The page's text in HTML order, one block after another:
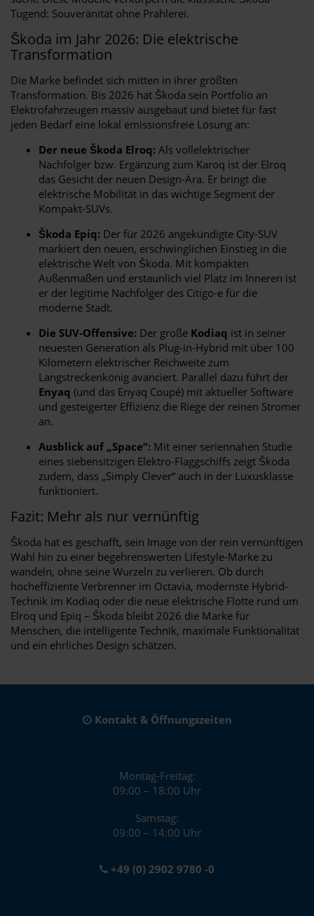
Tugend: Souveränität ohne Prahlerei.
Škoda im Jahr 2026: Die elektrische
Transformation
Die Marke befindet sich mitten in ihrer größten
Transformation. Bis 2026 hat Škoda sein Portfolio an
Elektrofahrzeugen massiv ausgebaut und bietet für fast
jeden Bedarf eine lokal emissionsfreie Lösung an:
Der neue Škoda Elroq: Als vollelektrischer
Nachfolger bzw. Ergänzung zum Karoq ist der Elroq
das Gesicht der neuen Design-Ära. Er bringt die
elektrische Mobilität in das wichtige Segment der
Kompakt-SUVs.
Škoda Epiq: Der für 2026 angekündigte City-SUV
markiert den neuen, erschwinglichen Einstieg in die
elektrische Welt von Škoda. Mit kompakten
Außenmaßen und erstaunlich viel Platz im Inneren ist
er der legitime Nachfolger des Citigo-e für die
moderne Stadt.
Die SUV-Offensive: Der große Kodiaq ist in seiner
neuesten Generation als Plug-in-Hybrid mit über 100
Kilometern elektrischer Reichweite zum
Langstreckenkönig avanciert. Parallel dazu führt der
Enyaq (und das Enyaq Coupé) mit aktueller Software
und gesteigerter Effizienz die Riege der reinen Stromer
an.
Ausblick auf „Space“: Mit einer seriennahen Studie
eines siebensitzigen Elektro-Flaggschiffs zeigt Škoda
zudem, dass „Simply Clever“ auch in der Luxusklasse
funktioniert.
Fazit: Mehr als nur vernünftig
Škoda hat es geschafft, sein Image von der rein vernünftigen
Wahl hin zu einer begehrenswerten Lifestyle-Marke zu
wandeln, ohne seine Wurzeln zu verlieren. Ob durch
hocheffiziente Verbrenner im Octavia, modernste Hybrid-
Technik im Kodiaq oder die neue elektrische Flotte rund um
Elroq und Epiq – Škoda bleibt 2026 die Marke für
Menschen, die intelligente Technik, maximale Funktionalität
und ein ehrliches Design schätzen.
Kontakt & Öffnungszeiten
Montag-Freitag:
09:00 – 18:00 Uhr
Samstag:
09:00 – 14:00 Uhr
+49 (0) 2902 9780 -0